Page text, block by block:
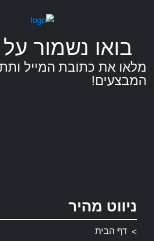
בואו נשמור
מלאו את כתובת המייל
המבצעים!
ניווט מהיר
דף הבית